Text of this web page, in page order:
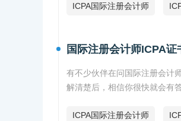
ICPA国际注册会计师
国际注册会计师ICPA证
有不少伙伴在问国际注册会计
解清楚后，相信你很快就会有答
ICPA国际注册会计师